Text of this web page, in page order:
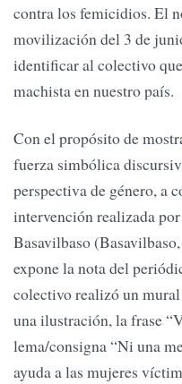
contra los femicidios. El
movilización del 3 de
identificar al colectivo
machista en nuestro país.
Con el propósito de
fuerza simbólica
perspectiva de género, a
intervención realizada
Basavilbaso
expone la nota del
colectivo realizó un
una ilustración, la frase
lema/consigna “Ni una
ayuda a las mujeres